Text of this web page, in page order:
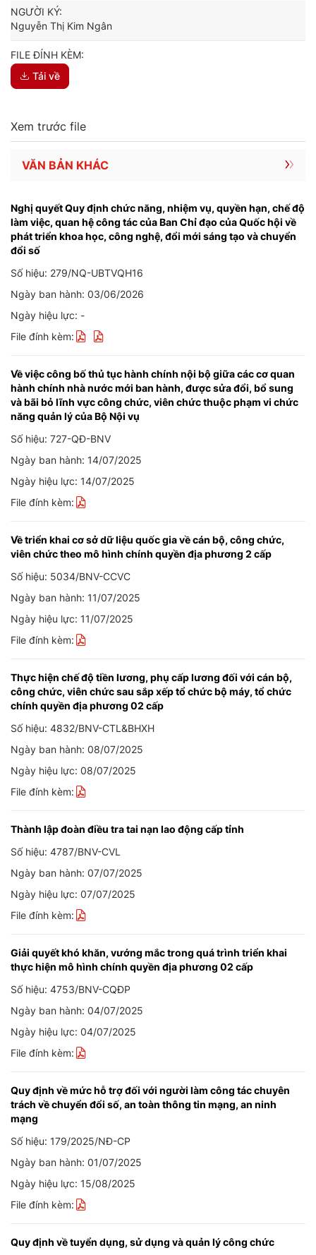
NGƯỜI KÝ:
Nguyễn Thị Kim Ngân
FILE ĐÍNH KÈM:
Tải về
Xem trước file
VĂN BẢN KHÁC
Nghị quyết Quy định chức năng, nhiệm vụ, quyền hạn, chế độ
làm việc, quan hệ công tác của Ban Chỉ đạo của Quốc hội về
phát triển khoa học, công nghệ, đổi mới sáng tạo và chuyển
đổi số
Số hiệu: 279/NQ-UBTVQH16
Ngày ban hành: 03/06/2026
Ngày hiệu lực: -
File đính kèm:
Về việc công bố thủ tục hành chính nội bộ giữa các cơ quan
hành chính nhà nước mới ban hành, được sửa đổi, bổ sung
và bãi bỏ lĩnh vực công chức, viên chức thuộc phạm vi chức
năng quản lý của Bộ Nội vụ
Số hiệu: 727-QĐ-BNV
Ngày ban hành: 14/07/2025
Ngày hiệu lực: 14/07/2025
File đính kèm:
Về triển khai cơ sở dữ liệu quốc gia về cán bộ, công chức,
viên chức theo mô hình chính quyền địa phương 2 cấp
Số hiệu: 5034/BNV-CCVC
Ngày ban hành: 11/07/2025
Ngày hiệu lực: 11/07/2025
File đính kèm:
Thực hiện chế độ tiền lương, phụ cấp lương đối với cán bộ,
công chức, viên chức sau sắp xếp tổ chức bộ máy, tổ chức
chính quyền địa phương 02 cấp
Số hiệu: 4832/BNV-CTL&BHXH
Ngày ban hành: 08/07/2025
Ngày hiệu lực: 08/07/2025
File đính kèm:
Thành lập đoàn điều tra tai nạn lao động cấp tỉnh
Số hiệu: 4787/BNV-CVL
Ngày ban hành: 07/07/2025
Ngày hiệu lực: 07/07/2025
File đính kèm:
Giải quyết khó khăn, vướng mắc trong quá trình triển khai
thực hiện mô hình chính quyền địa phương 02 cấp
Số hiệu: 4753/BNV-CQĐP
Ngày ban hành: 04/07/2025
Ngày hiệu lực: 04/07/2025
File đính kèm:
Quy định về mức hỗ trợ đối với người làm công tác chuyên
trách về chuyển đổi số, an toàn thông tin mạng, an ninh
mạng
Số hiệu: 179/2025/NĐ-CP
Ngày ban hành: 01/07/2025
Ngày hiệu lực: 15/08/2025
File đính kèm:
Quy định về tuyển dụng, sử dụng và quản lý công chức